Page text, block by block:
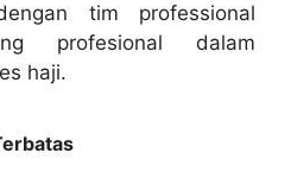
tim professional
profesional dalam
haji.